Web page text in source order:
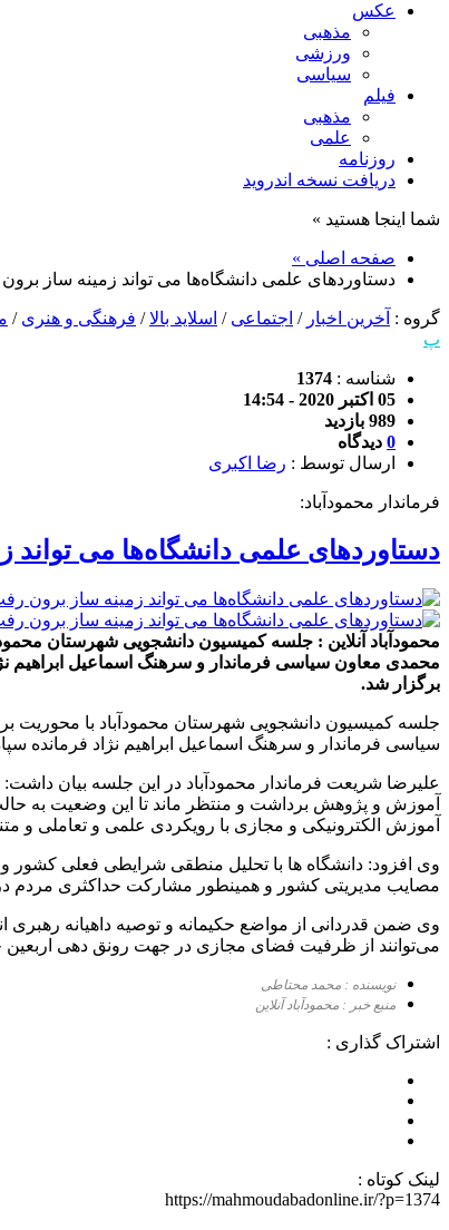
عکس
مذهبی
ورزشی
سیاسی
فیلم
مذهبی
علمی
روزنامه
دریافت نسخه اندروید
شما اینجا هستید »
صفحه اصلی »
دستاوردهای علمی دانشگاه‌ها می تواند زمینه ساز
گروه : آخرین اخبار / اجتماعی / اسلاید بالا/ فرهنگی و هنری /
پ
شناسه : 1374
05 اکتبر 2020 - 14:54
989 بازدید
0 دیدگاه
ارسال توسط : رضا اکبری
فرماندار محمودآباد:
دستاوردهای علمی دانشگاه‌ها می
محمودآباد آنلاین : جلسه کمیسیون دانشجویی شهرستان
برگزار شد.
جلسه کمیسیون دانشجویی شهرستان محمودآباد با محوریت
سیاسی فرماندار و سرهنگ اسماعیل ابراهیم نژاد فرمانده سپاه ناحیه و
علیرضا شریعت فرماندار محمودآباد در این جلسه بیان
آموزش و پژوهش برداشت و منتظر ماند تا این وضعیت به
آموزش الکترونیکی و مجازی با رویکردی علمی و تعاملی و
وی افزود: دانشگاه ها با تحلیل منطقی شرایطی فعلی کشور و
مصایب مدیریتی کشور و همینطور مشارکت حداکثری مردم در
وی ضمن قدردانی از مواضع حکیمانه و توصیه داهیانه
می‌توانند از ظرفیت فضای مجازی در جهت رونق دهی اربعین
نویسنده : محمد محتاطی
منبع خبر : محمودآباد آنلاین
اشتراک گذاری :
لینک کوتاه :
https://mahmoudabadonline.ir/?p=1374